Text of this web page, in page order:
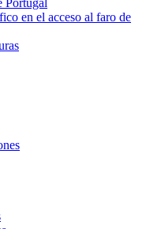
Portugal
en el acceso al faro de